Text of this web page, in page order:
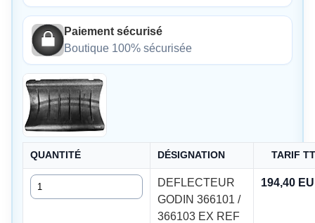
Paiement sécurisé
Boutique 100% sécurisée
QUANTITÉ DÉSIGNATION TARIF
Quantité
DEFLECTEUR
GODIN 366101 /
366103 EX REF
194,40